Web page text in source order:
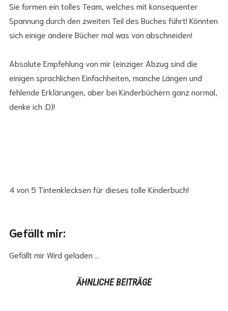
Sie formen ein tolles Team, welches mit konsequenter
Spannung durch den zweiten Teil des Buches führt! Könnten
sich einige andere Bücher mal was von abschneiden!
Absolute Empfehlung von mir (einziger Abzug sind die
einigen sprachlichen Einfachheiten, manche Längen und
fehlende Erklärungen, aber bei Kinderbüchern ganz normal,
denke ich :D)!
4 von 5 Tintenklecksen für dieses tolle Kinderbuch!
Gefällt mir:
Gefällt mirWird geladen …
ÄHNLICHE BEITRÄGE